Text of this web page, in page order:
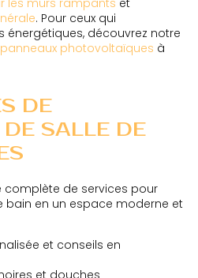
. Pour ceux qui
énergétiques, découvrez notre
photovoltaïques à
DE
SALLE DE
complète de services pour
bain en un espace moderne et
et conseils en
et douches